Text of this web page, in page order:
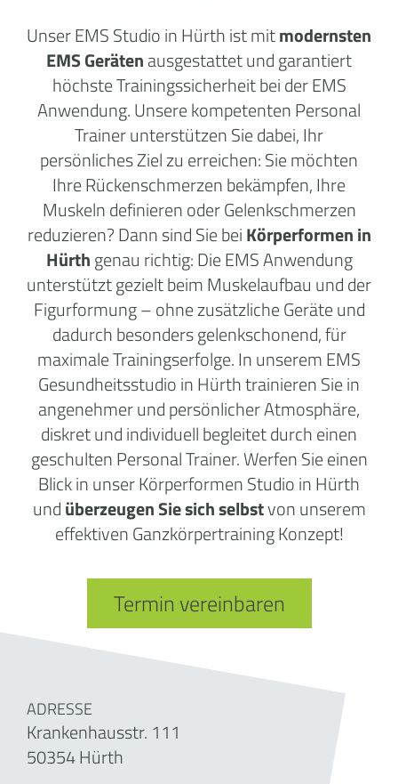
Unser EMS Studio in Hürth ist mitmodernsten
EMS Gerätenausgestattet und garantiert
höchste Trainingssicherheit bei der EMS
Anwendung. Unsere kompetenten Personal
Trainer unterstützen Sie dabei, Ihr
persönliches Ziel zu erreichen: Sie möchten
Ihre Rückenschmerzen bekämpfen, Ihre
Muskeln definieren oder Gelenkschmerzen
reduzieren? Dann sind Sie beiKörperformen in
Hürthgenau richtig: Die EMS Anwendung
unterstützt gezielt beim Muskelaufbau und der
Figurformung – ohne zusätzliche Geräte und
dadurch besonders gelenkschonend, für
maximale Trainingserfolge. In unserem EMS
Gesundheitsstudio in Hürth trainieren Sie in
angenehmer und persönlicher Atmosphäre,
diskret und individuell begleitet durch einen
geschulten Personal Trainer. Werfen Sie einen
Blick in unser Körperformen Studio in Hürth
undüberzeugen Sie sich selbstvon unserem
effektiven Ganzkörpertraining Konzept!
Termin vereinbaren
ADRESSE
Krankenhausstr. 111
50354 Hürth